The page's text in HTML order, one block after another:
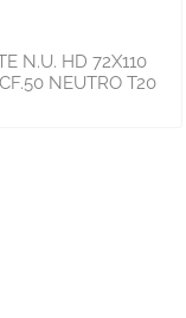
N.U. HD 72X110
NEUTRO T20